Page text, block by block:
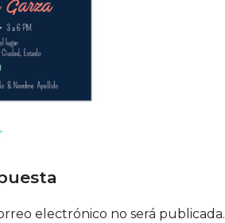
electrónico no será publicada.